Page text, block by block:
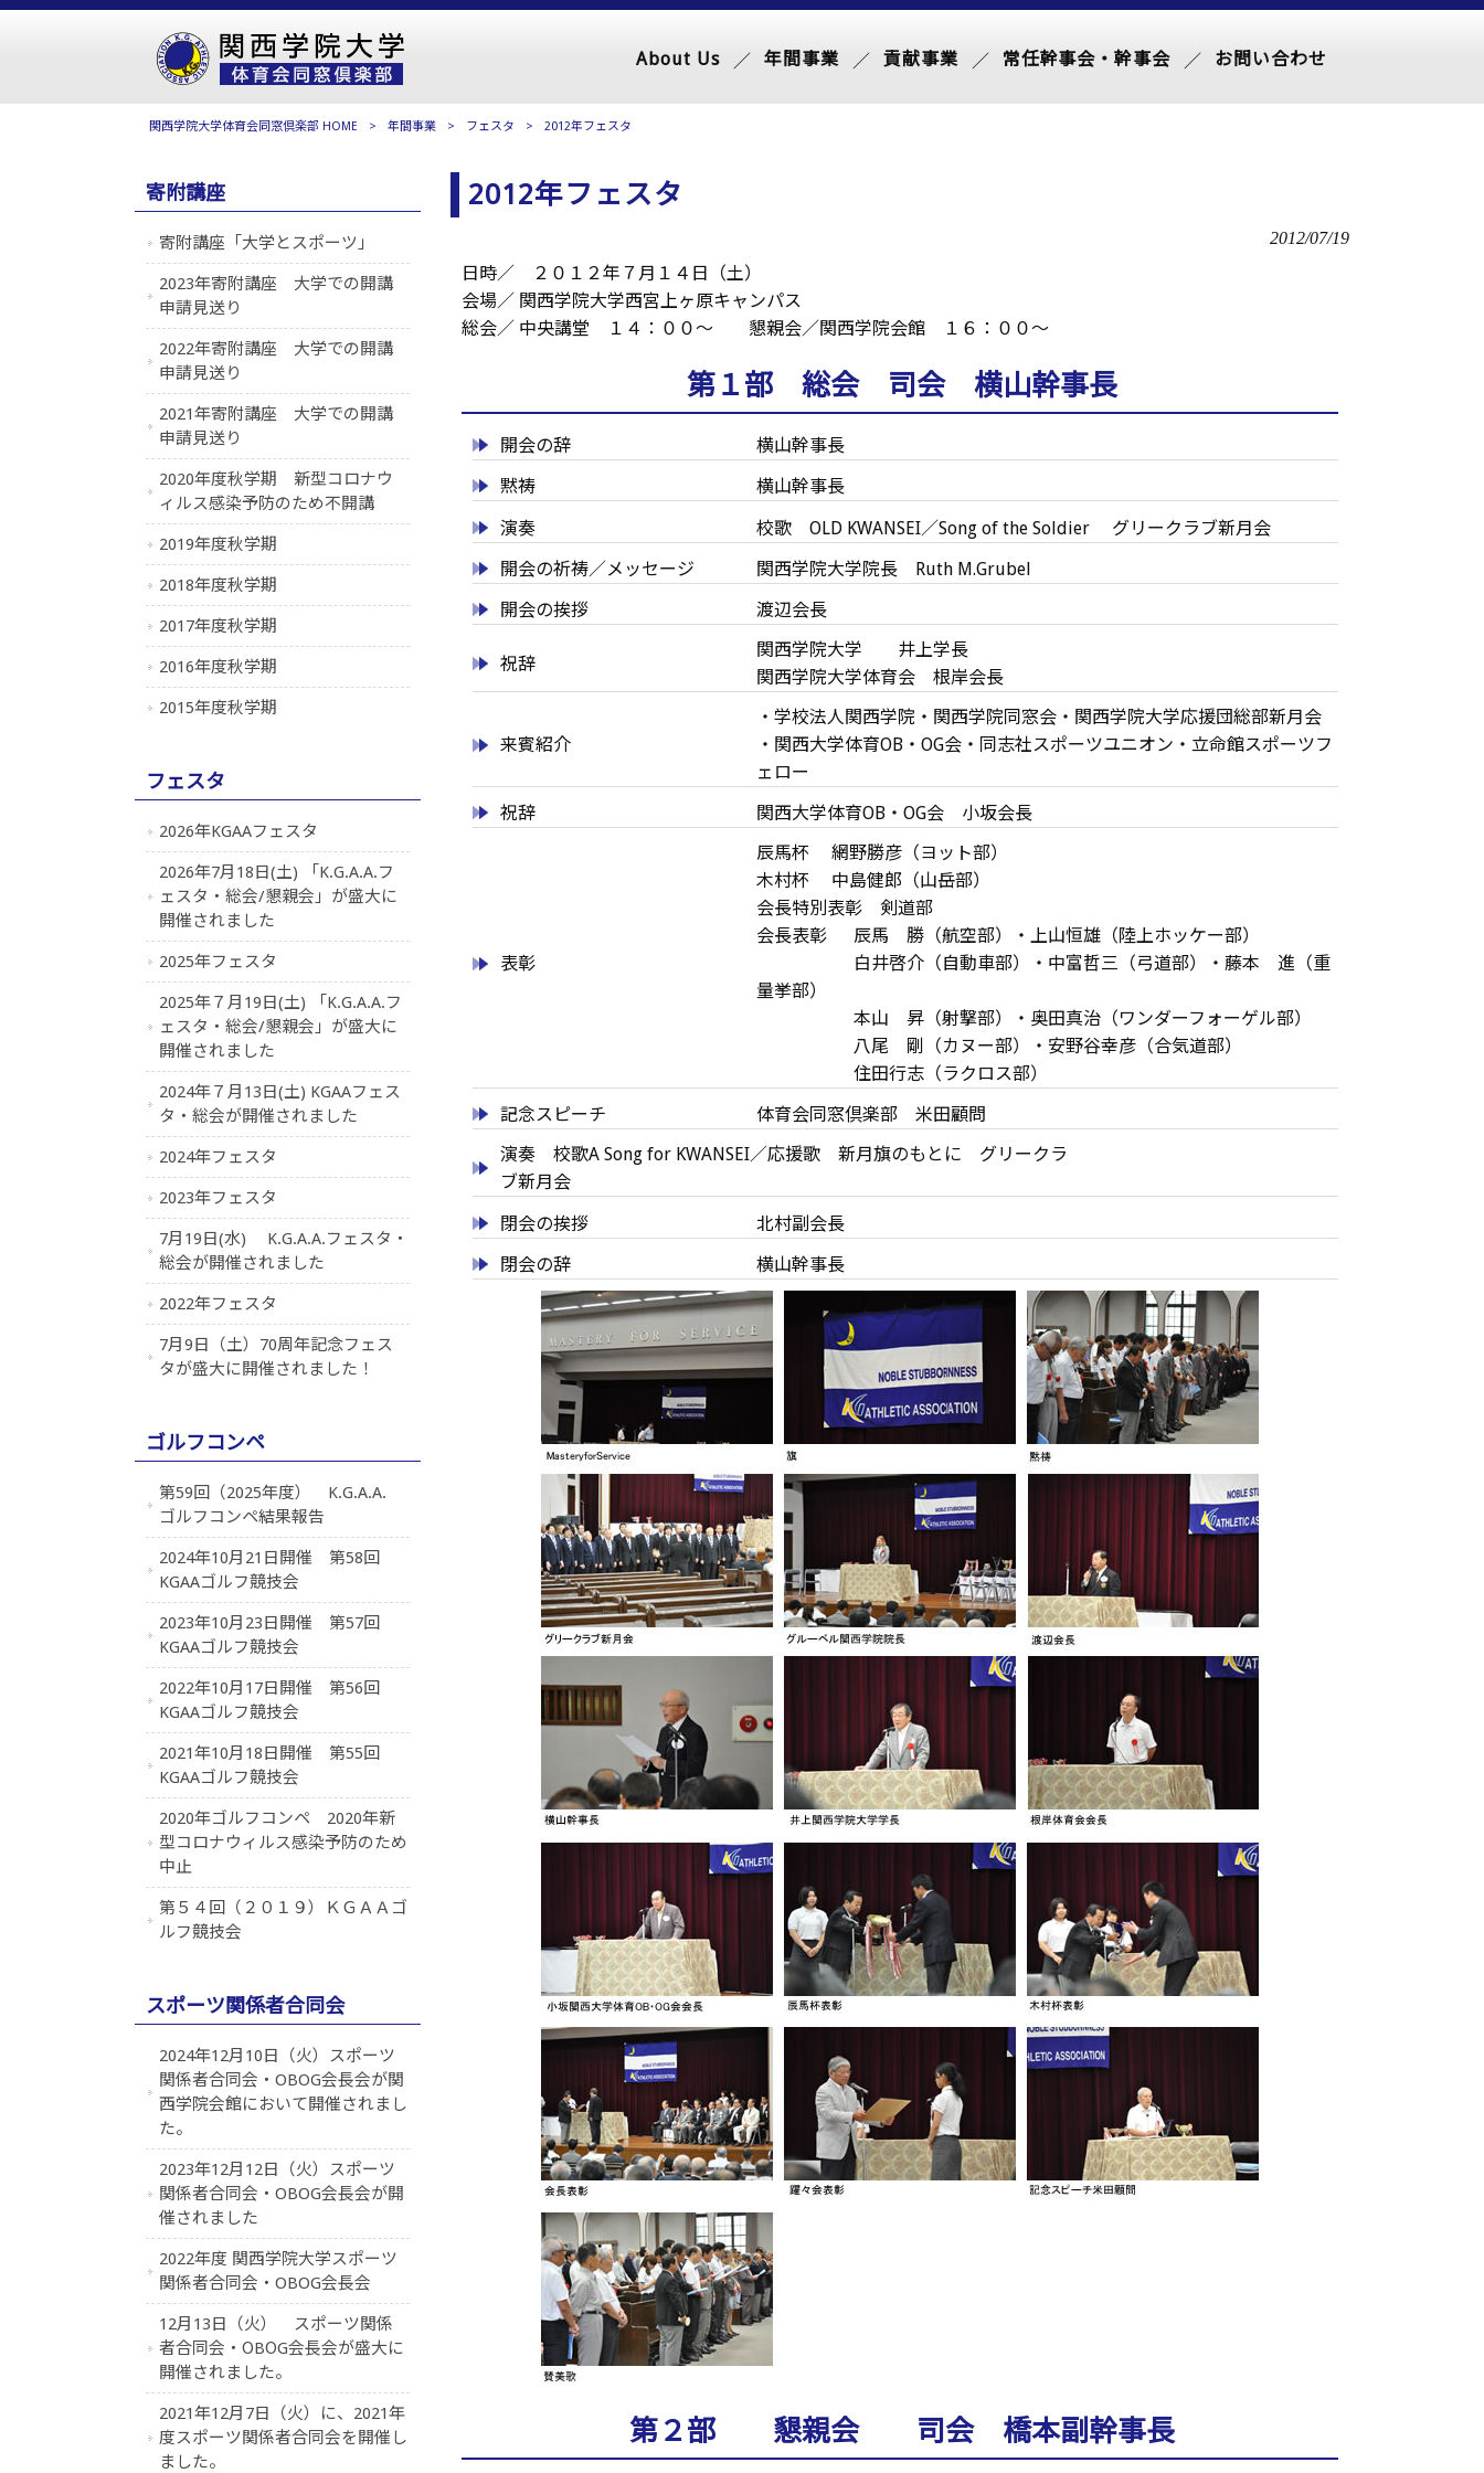
About Us 年間事業 貢献事業 常任幹事会・幹事会 お問い合わせ
関西学院大学体育会同窓倶楽部 HOME > 年間事業 > フェスタ > 2012年フェスタ
2012年フェスタ
2012/07/19
日時／ ２０１２年７月１４日（土）
会場／ 関西学院大学西宮上ヶ原キャンパス
総会／ 中央講堂 １４：００～ 懇親会／関西学院会館 １６：００～
第１部 総会 司会 横山幹事長
開会の辞
横山幹事長
黙祷
横山幹事長
演奏
校歌 OLD KWANSEI／Song of the Soldier グリークラブ新月会
開会の祈祷／メッセージ
関西学院大学院長 Ruth M.Grubel
開会の挨拶
渡辺会長
祝辞
関西学院大学 井上学長
関西学院大学体育会 根岸会長
来賓紹介
・学校法人関西学院・関西学院同窓会・関西学院大学応援団総部新月会
・関西大学体育OB・OG会・同志社スポーツユニオン・立命館スポーツフ
ェロー
祝辞
関西大学体育OB・OG会 小坂会長
表彰
辰馬杯 網野勝彦（ヨット部）
木村杯 中島健郎（山岳部）
会長特別表彰 剣道部
会長表彰 辰馬 勝（航空部）・上山恒雄（陸上ホッケー部）
白井啓介（自動車部）・中富哲三（弓道部）・藤本 進（重
量挙部）
本山 昇（射撃部）・奥田真治（ワンダーフォーゲル部）
八尾 剛（カヌー部）・安野谷幸彦（合気道部）
住田行志（ラクロス部）
記念スピーチ
体育会同窓倶楽部 米田顧問
演奏 校歌A Song for KWANSEI／応援歌 新月旗のもとに グリークラ
ブ新月会
閉会の挨拶
北村副会長
閉会の辞
横山幹事長
第２部 懇親会 司会 橋本副幹事長
寄附講座
寄附講座「大学とスポーツ」
2023年寄附講座 大学での開講
申請見送り
2022年寄附講座 大学での開講
申請見送り
2021年寄附講座 大学での開講
申請見送り
2020年度秋学期 新型コロナウ
ィルス感染予防のため不開講
2019年度秋学期
2018年度秋学期
2017年度秋学期
2016年度秋学期
2015年度秋学期
フェスタ
2026年KGAAフェスタ
2026年7月18日(土) 「K.G.A.A.フ
ェスタ・総会/懇親会」が盛大に
開催されました
2025年フェスタ
2025年７月19日(土) 「K.G.A.A.フ
ェスタ・総会/懇親会」が盛大に
開催されました
2024年７月13日(土) KGAAフェス
タ・総会が開催されました
2024年フェスタ
2023年フェスタ
7月19日(水) K.G.A.A.フェスタ・
総会が開催されました
2022年フェスタ
7月9日（土）70周年記念フェス
タが盛大に開催されました！
ゴルフコンペ
第59回（2025年度） K.G.A.A.
ゴルフコンペ結果報告
2024年10月21日開催 第58回
KGAAゴルフ競技会
2023年10月23日開催 第57回
KGAAゴルフ競技会
2022年10月17日開催 第56回
KGAAゴルフ競技会
2021年10月18日開催 第55回
KGAAゴルフ競技会
2020年ゴルフコンペ 2020年新
型コロナウィルス感染予防のため
中止
第５４回（２０１９）ＫＧＡＡゴ
ルフ競技会
スポーツ関係者合同会
2024年12月10日（火）スポーツ
関係者合同会・OBOG会長会が関
西学院会館において開催されまし
た。
2023年12月12日（火）スポーツ
関係者合同会・OBOG会長会が開
催されました
2022年度 関西学院大学スポーツ
関係者合同会・OBOG会長会
12月13日（火） スポーツ関係
者合同会・ОBОG会長会が盛大に
開催されました。
2021年12月7日（火）に、2021年
度スポーツ関係者合同会を開催し
ました。